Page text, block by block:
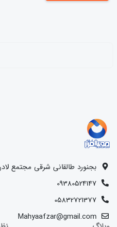
بجنورد طالقانی شرقی مجتمع
09380524147
05832721377
Mahyaafzar@gmail.com